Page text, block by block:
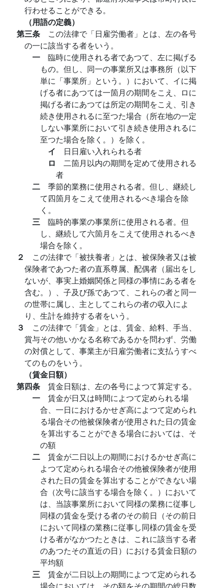
行わせることができる。
（用語の定義）
第三条 この法律で「日雇労働者」とは、左の各号
の一に該当する者をいう。
一 臨時に使用される者であつて、左に掲げる
もの。但し、同一の事業所又は事務所（以下
単に「事業所」という。）において、イに掲
げる者にあつては一箇月の期間をこえ、ロに
掲げる者にあつては所定の期間をこえ、引き
続き使用されるに至つた場合（所在地の一定
しない事業所において引き続き使用されるに
至つた場合を除く。）を除く。
イ 日日雇い入れられる者
ロ 二箇月以内の期間を定めて使用される
者
二 季節的業務に使用される者。但し、継続し
て四箇月をこえて使用されるべき場合を除
く。
三 臨時的事業の事業所に使用される者。但
し、継続して六箇月をこえて使用されるべき
場合を除く。
２ この法律で「被扶養者」とは、被保険者又は被
保険者であつた者の直系尊属、配偶者（届出をし
ないが、事実上婚姻関係と同様の事情にある者を
含む。）、子及び孫であつて、これらの者と同一
の世帯に属し、主としてこれらの者の収入によ
り、生計を維持する者をいう。
３ この法律で「賃金」とは、賃金、給料、手当、
賞与その他いかなる名称であるかを問わず、労働
の対償として、事業主が日雇労働者に支払うすべ
てのものをいう。
（賃金日額）
第四条 賃金日額は、左の各号によつて算定する。
一 賃金が日又は時間によつて定められる場
合、一日におけるかせぎ高によつて定められ
る場合その他被保険者が使用された日の賃金
を算出することができる場合においては、そ
の額
二 賃金が二日以上の期間におけるかせぎ高に
よつて定められる場合その他被保険者が使用
された日の賃金を算出することができない場
合（次号に該当する場合を除く。）において
は、当該事業所において同様の業務に従事し
同様の賃金を受ける者のその前日（その前日
において同様の業務に従事し同様の賃金を受
ける者がなかつたときは、これに該当する者
のあつたその直近の日）における賃金日額の
平均額
三 賃金が二日以上の期間によつて定められる